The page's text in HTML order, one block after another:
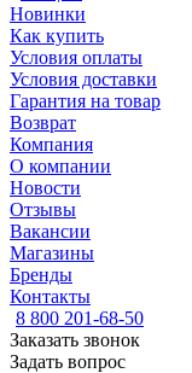
Новинки
Как купить
Условия оплаты
Условия доставки
Гарантия на товар
Возврат
Компания
О компании
Новости
Отзывы
Вакансии
Магазины
Бренды
Контакты
8 800 201-68-50
Заказать звонок
Задать вопрос